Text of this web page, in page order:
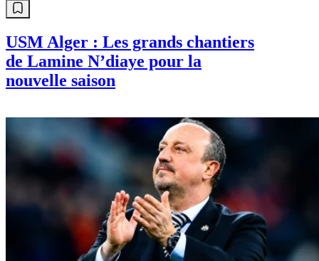
USM Alger : Les grands chantiers
de Lamine N’diaye pour la
nouvelle saison